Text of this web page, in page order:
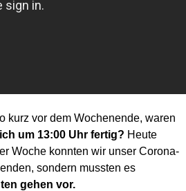
kurz vor dem Wochenende, waren
um 13:00 Uhr fertig? Heute
Woche konnten wir unser Corona-
sondern mussten es
gehen vor.